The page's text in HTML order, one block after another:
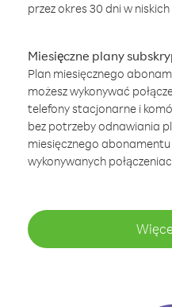
przez okres 30 dni w
Miesięczne plany
Plan miesięcznego
możesz wykonywać
telefony stacjonarne i
bez potrzeby odnawiania
miesięcznego abonamentu
wykonywanych